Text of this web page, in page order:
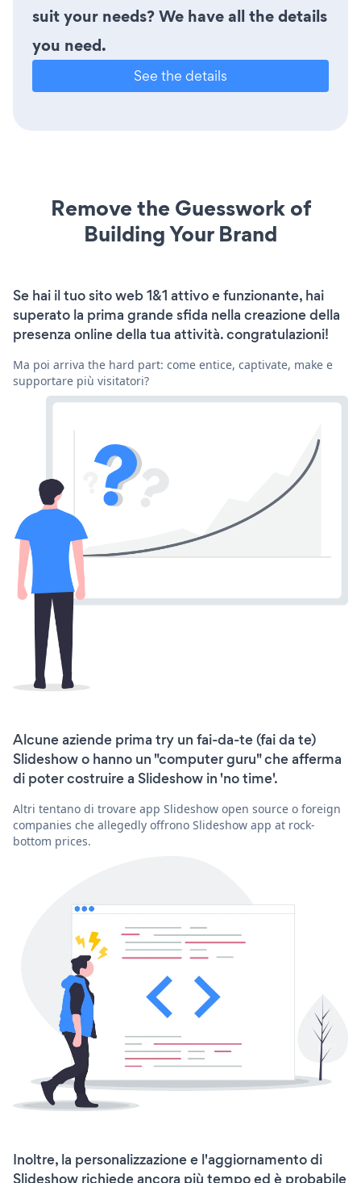
suit your needs? We have all the details
you need.
See the details
Remove the Guesswork of
Building Your Brand
Se hai il tuo sito web 1&1 attivo e funzionante, hai
superato la prima grande sfida nella creazione della
presenza online della tua attività. congratulazioni!
Ma poi arriva the hard part: come entice, captivate, make e
supportare più visitatori?
Alcune aziende prima try un fai-da-te (fai da te)
Slideshow o hanno un "computer guru" che afferma
di poter costruire a Slideshow in 'no time'.
Altri tentano di trovare app Slideshow open source o foreign
companies che allegedly offrono Slideshow app at rock-
bottom prices.
Inoltre, la personalizzazione e l'aggiornamento di
Slideshow richiede ancora più tempo ed è probabile